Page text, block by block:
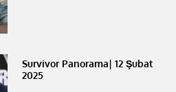
Survivor Panorama| 12 Şubat
2025